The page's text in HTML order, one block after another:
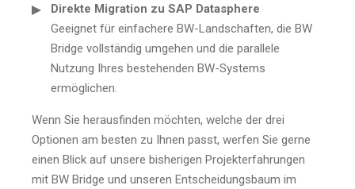
Direkte Migration zu SAP Datasphere
Geeignet für einfachere BW-Landschaften, die BW
Bridge vollständig umgehen und die parallele
Nutzung Ihres bestehenden BW-Systems
ermöglichen.
Wenn Sie herausfinden möchten, welche der drei
Optionen am besten zu Ihnen passt, werfen Sie gerne
einen Blick auf unsere bisherigen Projekterfahrungen
mit BW Bridge und unseren Entscheidungsbaum im